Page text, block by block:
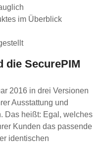
im Überblick
die SecurePIM
2016 in drei Versionen
Ausstattung und
Das heißt: Egal, welches
Kunden das passende
identischen